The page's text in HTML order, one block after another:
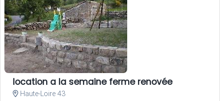
location a la semaine ferme renovée
Haute-Loire 43